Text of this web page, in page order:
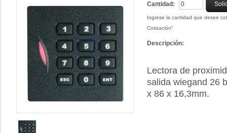
Cantidad:
Ingrese la cantidad que desee
Cotización"
Descripción:
Lectora de
salida wiegand 26
x 86 x 16,3mm.